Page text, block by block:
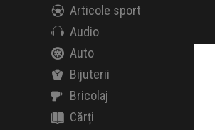
Articole sport
Audio
Auto
Bijuterii
Bricolaj
Cărți